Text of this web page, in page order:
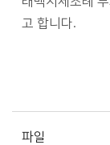
고 합니다.
파일